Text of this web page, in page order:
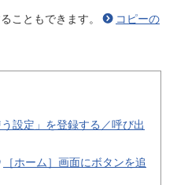
こともできます。
コピーの
う設定」を登録する／呼び出
［ホーム］画面にボタンを追